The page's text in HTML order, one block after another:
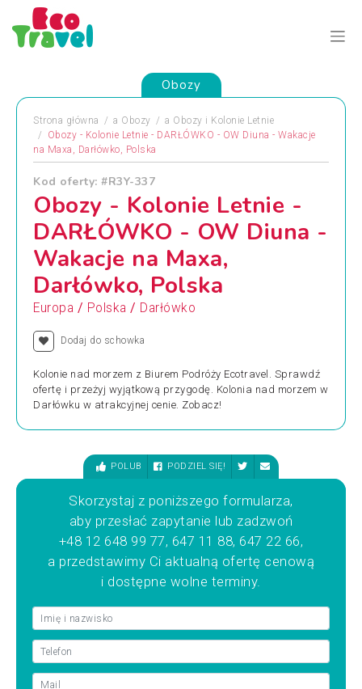
Obozy
Strona główna a Obozy a Obozy i Kolonie Letnie
Obozy - Kolonie Letnie - DARŁÓWKO - OW Diuna - Wakacje
na Maxa, Darłówko, Polska
Kod oferty: #R3Y-337
Obozy - Kolonie Letnie -
DARŁÓWKO - OW Diuna -
Wakacje na Maxa,
Darłówko, Polska
Europa / Polska / Darłówko
Dodaj do schowka
Kolonie nad morzem z Biurem Podróży Ecotravel. Sprawdź
ofertę i przeżyj wyjątkową przygodę. Kolonia nad morzem w
Darłówku w atrakcyjnej cenie. Zobacz!
POLUB PODZIEL SIĘ!
Skorzystaj z poniższego formularza,
aby przesłać zapytanie lub zadzwoń
+48 12 648 99 77, 647 11 88, 647 22 66,
a przedstawimy Ci aktualną ofertę cenową
i dostępne wolne terminy.